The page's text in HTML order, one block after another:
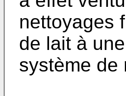
nettoyages
de lait à
système de